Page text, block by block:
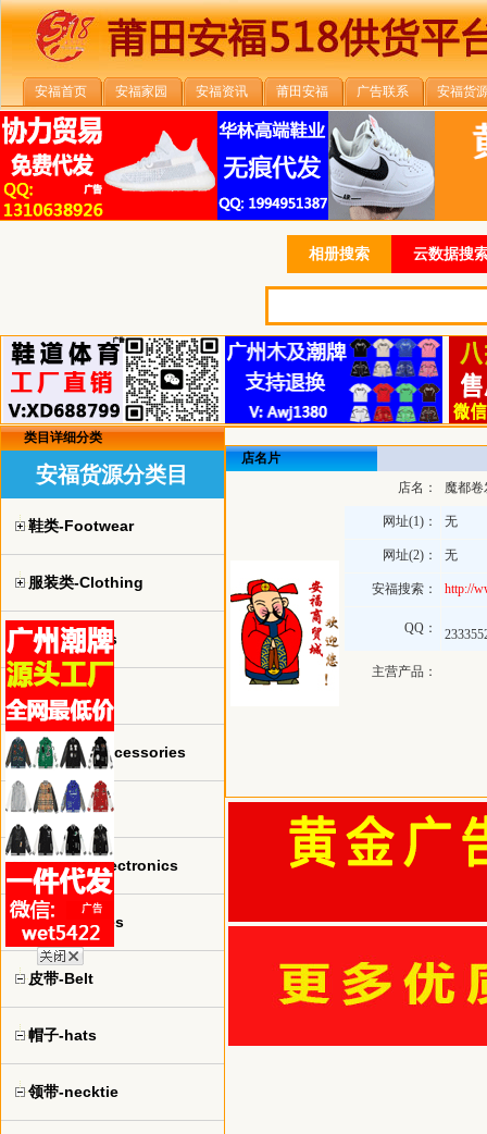
安福首页 安福家园 安福资讯 莆田安福 广告联系 安福货
相册搜索 云数据搜
类目详细分类
安福货源分类目
鞋类-Footwear
服装类-Clothing
球衣-jerseys
手表-watch
珠宝饰品-Accessories
包包-bags
电子产品-Electronics
眼镜-Glasses
皮带-Belt
帽子-hats
领带-necktie
店名片
店名：
魔都卷
网址(1)： 无
网址(2)： 无
安福搜索： http://
QQ：
主营产品：